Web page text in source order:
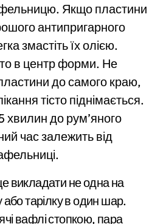
Якщо пластини
антипригарного
змастіть їх олією.
в центр форми. Не
до самого краю,
тісто піднімається.
хвилин до рум’яного
час залежить від
викладати не одна на
або тарілку в один шар.
вафлі стопкою, пара